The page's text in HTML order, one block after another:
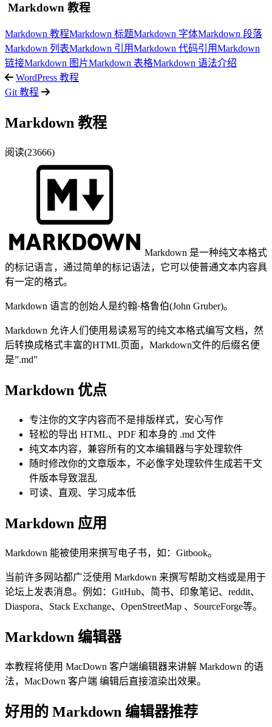
Markdown 教程
Markdown 教程Markdown 标题Markdown 字体Markdown 段落
Markdown 列表Markdown 引用Markdown 代码引用Markdown
链接Markdown 图片Markdown 表格Markdown 语法介绍
WordPress 教程
Git 教程
Markdown 教程
阅读(23666)
Markdown 是一种纯文本格式
的标记语言，通过简单的标记语法，它可以使普通文本内容具
有一定的格式。
Markdown 语言的创始人是约翰·格鲁伯(John Gruber)。
Markdown 允许人们使用易读易写的纯文本格式编写文档，然
后转换成格式丰富的HTML页面，Markdown文件的后缀名便
是”.md”
Markdown 优点
专注你的文字内容而不是排版样式，安心写作
轻松的导出 HTML、PDF 和本身的 .md 文件
纯文本内容，兼容所有的文本编辑器与字处理软件
随时修改你的文章版本，不必像字处理软件生成若干文
件版本导致混乱
可读、直观、学习成本低
Markdown 应用
Markdown 能被使用来撰写电子书，如：Gitbook。
当前许多网站都广泛使用 Markdown 来撰写帮助文档或是用于
论坛上发表消息。例如：GitHub、简书、印象笔记、reddit、
Diaspora、Stack Exchange、OpenStreetMap 、SourceForge等。
Markdown 编辑器
本教程将使用 MacDown 客户端编辑器来讲解 Markdown 的语
法，MacDown 客户端 编辑后直接渲染出效果。
好用的 Markdown 编辑器推荐